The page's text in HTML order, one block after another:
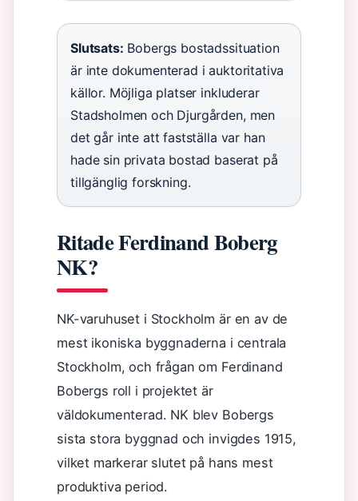
Slutsats: Bobergs bostadssituation
är inte dokumenterad i auktoritativa
källor. Möjliga platser inkluderar
Stadsholmen och Djurgården, men
det går inte att fastställa var han
hade sin privata bostad baserat på
tillgänglig forskning.
Ritade Ferdinand Boberg
NK?
NK-varuhuset i Stockholm är en av de
mest ikoniska byggnaderna i centrala
Stockholm, och frågan om Ferdinand
Bobergs roll i projektet är
väldokumenterad. NK blev Bobergs
sista stora byggnad och invigdes 1915,
vilket markerar slutet på hans mest
produktiva period.